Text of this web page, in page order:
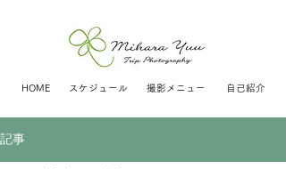
HOME スケジュール 撮影メニュー 自己紹介
記事